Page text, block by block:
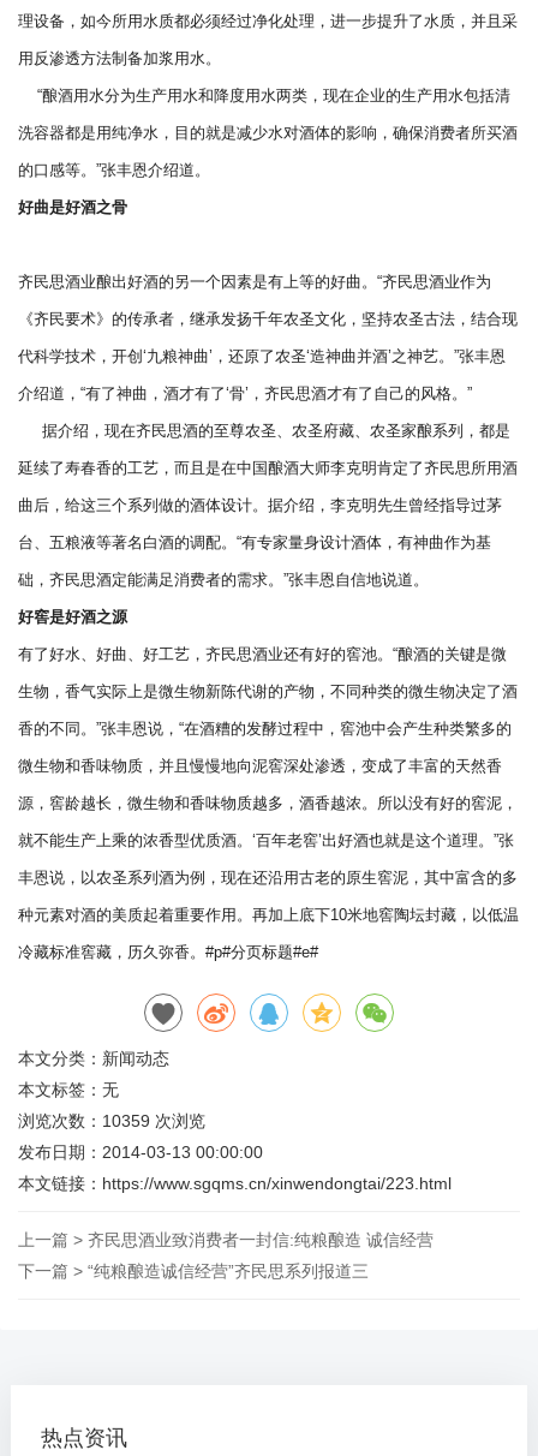
理设备，如今所用水质都必须经过净化处理，进一步提升了水质，并且采
用反渗透方法制备加浆用水。
“酿酒用水分为生产用水和降度用水两类，现在企业的生产用水包括清
洗容器都是用纯净水，目的就是减少水对酒体的影响，确保消费者所买酒
的口感等。”张丰恩介绍道。
好曲是好酒之骨
齐民思酒业酿出好酒的另一个因素是有上等的好曲。“齐民思酒业作为
《齐民要术》的传承者，继承发扬千年农圣文化，坚持农圣古法，结合现
代科学技术，开创‘九粮神曲’，还原了农圣‘造神曲并酒’之神艺。”张丰恩
介绍道，“有了神曲，酒才有了‘骨’，齐民思酒才有了自己的风格。”
据介绍，现在齐民思酒的至尊农圣、农圣府藏、农圣家酿系列，都是
延续了寿春香的工艺，而且是在中国酿酒大师李克明肯定了齐民思所用酒
曲后，给这三个系列做的酒体设计。据介绍，李克明先生曾经指导过茅
台、五粮液等著名白酒的调配。“有专家量身设计酒体，有神曲作为基
础，齐民思酒定能满足消费者的需求。”张丰恩自信地说道。
好窖是好酒之源
有了好水、好曲、好工艺，齐民思酒业还有好的窖池。“酿酒的关键是微
生物，香气实际上是微生物新陈代谢的产物，不同种类的微生物决定了酒
香的不同。”张丰恩说，“在酒糟的发酵过程中，窖池中会产生种类繁多的
微生物和香味物质，并且慢慢地向泥窖深处渗透，变成了丰富的天然香
源，窖龄越长，微生物和香味物质越多，酒香越浓。所以没有好的窖泥，
就不能生产上乘的浓香型优质酒。‘百年老窖’出好酒也就是这个道理。”张
丰恩说，以农圣系列酒为例，现在还沿用古老的原生窖泥，其中富含的多
种元素对酒的美质起着重要作用。再加上底下10米地窖陶坛封藏，以低温
冷藏标准窖藏，历久弥香。#p#分页标题#e#
本文分类： 新闻动态
本文标签：无
浏览次数： 10359 次浏览
发布日期：2014-03-13 00:00:00
本文链接： https://www.sgqms.cn/xinwendongtai/223.html
上一篇 > 齐民思酒业致消费者一封信:纯粮酿造 诚信经营
下一篇 > “纯粮酿造诚信经营”齐民思系列报道三
热点资讯